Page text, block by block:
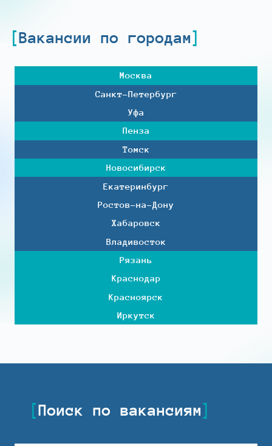
Вакансии по городам
Москва
Санкт-Петербург
Уфа
Пенза
Томск
Новосибирск
Екатеринбург
Ростов-на-Дону
Хабаровск
Владивосток
Рязань
Краснодар
Красноярск
Иркутск
Поиск по вакансиям